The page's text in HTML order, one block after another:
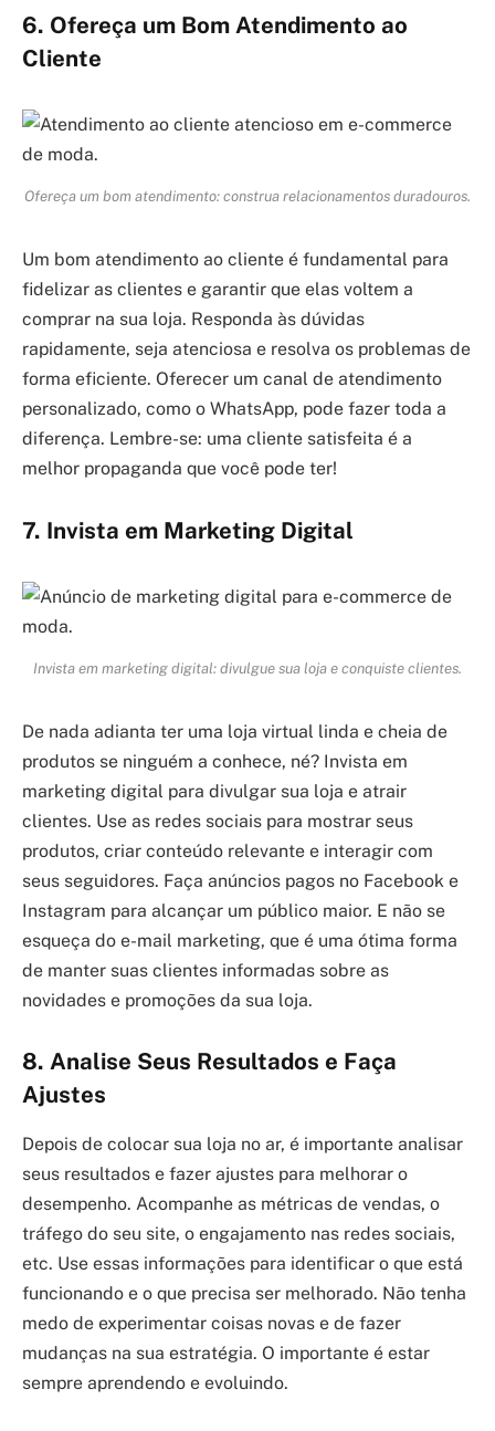
6. Ofereça um Bom Atendimento ao
Cliente
Ofereça um bom atendimento: construa relacionamentos duradouros.
Um bom atendimento ao cliente é fundamental para
fidelizar as clientes e garantir que elas voltem a
comprar na sua loja. Responda às dúvidas
rapidamente, seja atenciosa e resolva os problemas de
forma eficiente. Oferecer um canal de atendimento
personalizado, como o WhatsApp, pode fazer toda a
diferença. Lembre-se: uma cliente satisfeita é a
melhor propaganda que você pode ter!
7. Invista em Marketing Digital
Invista em marketing digital: divulgue sua loja e conquiste clientes.
De nada adianta ter uma loja virtual linda e cheia de
produtos se ninguém a conhece, né? Invista em
marketing digital para divulgar sua loja e atrair
clientes. Use as redes sociais para mostrar seus
produtos, criar conteúdo relevante e interagir com
seus seguidores. Faça anúncios pagos no Facebook e
Instagram para alcançar um público maior. E não se
esqueça do e-mail marketing, que é uma ótima forma
de manter suas clientes informadas sobre as
novidades e promoções da sua loja.
8. Analise Seus Resultados e Faça
Ajustes
Depois de colocar sua loja no ar, é importante analisar
seus resultados e fazer ajustes para melhorar o
desempenho. Acompanhe as métricas de vendas, o
tráfego do seu site, o engajamento nas redes sociais,
etc. Use essas informações para identificar o que está
funcionando e o que precisa ser melhorado. Não tenha
medo de experimentar coisas novas e de fazer
mudanças na sua estratégia. O importante é estar
sempre aprendendo e evoluindo.